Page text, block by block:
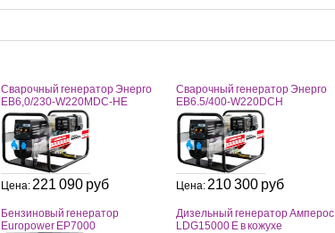
Сварочный генератор Энерго
EB6,0/230-W220MDC-HE
Цена: 221 090 руб
Сварочный генератор Энерго
EB6.5/400-W220DCH
Цена: 210 300 руб
Бензиновый генератор
Europower EP7000
Дизельный генератор Амперос
LDG15000 E в кожухе